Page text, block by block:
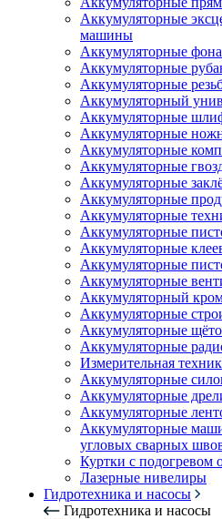
Аккумуляторные
машины
Аккумуляторные
Аккумуляторные
Аккумуляторные
Аккумуляторный
Аккумуляторные
Аккумуляторные
Аккумуляторные
Аккумуляторные
Аккумуляторные
Аккумуляторные
Аккумуляторные
Аккумуляторные
Аккумуляторные
Аккумуляторные
Аккумуляторные
Аккумуляторный
Аккумуляторные
Аккумуляторные
Аккумуляторные
Измерительная
Аккумуляторные
Аккумуляторные
Аккумуляторные
Аккумуляторные
угловых сварных
Куртки с подогревом
Лазерные нивелиры
Гидротехника и насосы
Гидротехника и насосы